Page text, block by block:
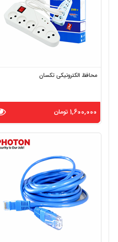
محافظ الکترونیکی تکسان
1,600,000 تومان